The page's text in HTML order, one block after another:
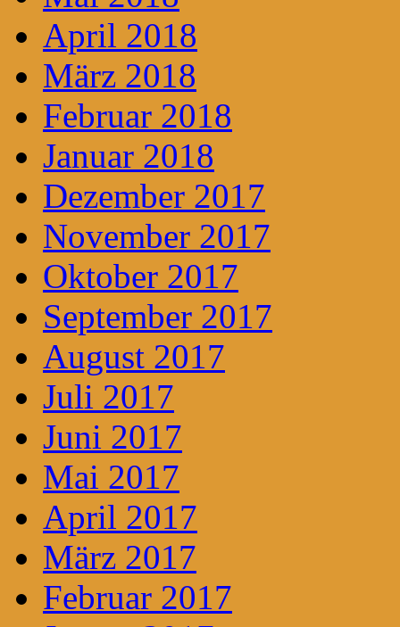
April 2018
März 2018
Februar 2018
Januar 2018
Dezember 2017
November 2017
Oktober 2017
September 2017
August 2017
Juli 2017
Juni 2017
Mai 2017
April 2017
März 2017
Februar 2017